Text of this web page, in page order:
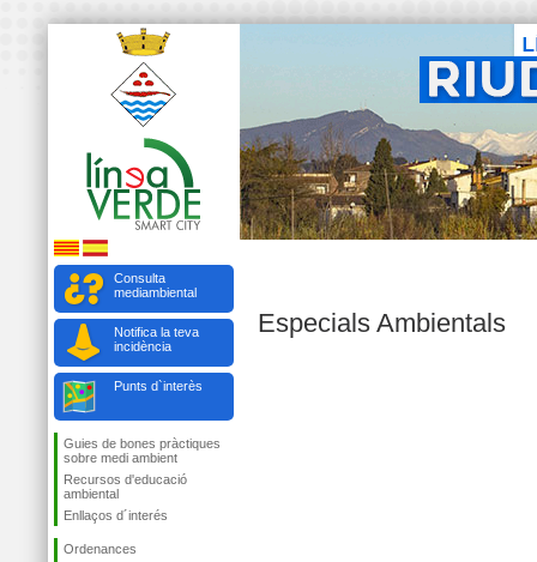
Consulta
mediambiental
Notifica la teva
incidència
Punts d`interès
Guies de bones pràctiques
sobre medi ambient
Recursos d'educació
ambiental
Enllaços d´interés
Ordenances
Especials Ambientals